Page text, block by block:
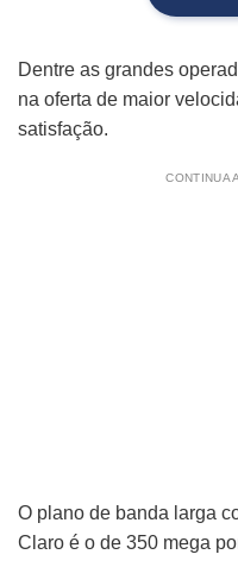
Dentre as grandes
na oferta de maior
satisfação.
CONTINUA
O plano de banda larga
Claro é o de 350 mega